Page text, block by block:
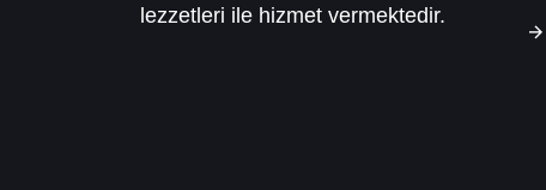
lezzetleri ile hizmet vermektedir.